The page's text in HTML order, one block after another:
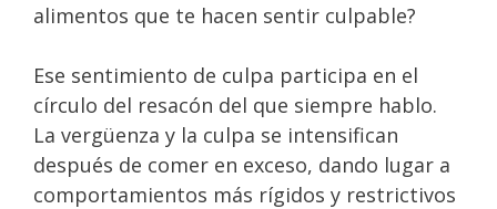
alimentos que te hacen sentir culpable?
Ese sentimiento de culpa participa en el
círculo del resacón del que siempre hablo.
La vergüenza y la culpa se intensifican
después de comer en exceso, dando lugar a
comportamientos más rígidos y restrictivos